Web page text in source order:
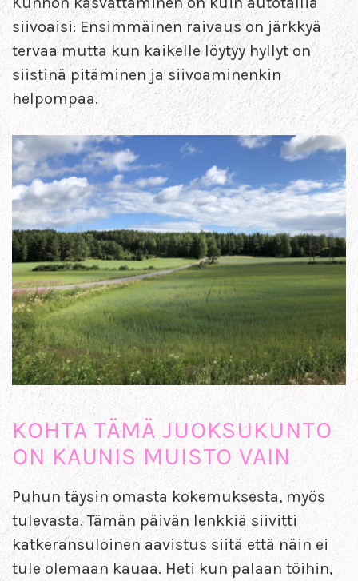
siivoaisi: Ensimmäinen raivaus on järkkyä
tervaa mutta kun kaikelle löytyy hyllyt on
siistinä pitäminen ja siivoaminenkin
helpompaa.
KOHTA TÄMÄ JUOKSUKUNTO
ON KAUNIS MUISTO VAIN
Puhun täysin omasta kokemuksesta, myös
tulevasta. Tämän päivän lenkkiä siivitti
katkeransuloinen aavistus siitä että näin ei
tule olemaan kauaa. Heti kun palaan töihin,